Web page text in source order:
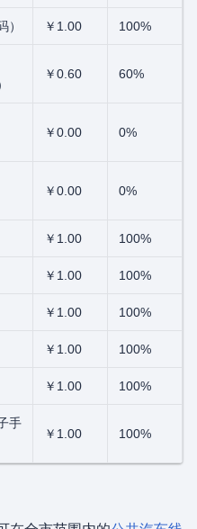
） ￥1.00 100%
￥0.60 60%
￥0.00 0%
￥0.00 0%
￥1.00 100%
￥1.00 100%
￥1.00 100%
￥1.00 100%
￥1.00 100%
手
￥1.00 100%